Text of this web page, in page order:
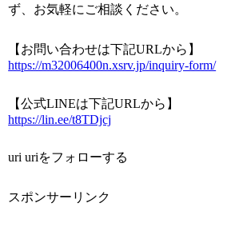
ず、お気軽にご相談ください。
【お問い合わせは下記URLから】
https://m32006400n.xsrv.jp/inquiry-form/
【公式LINEは下記URLから】
https://lin.ee/t8TDjcj
uri uriをフォローする
スポンサーリンク